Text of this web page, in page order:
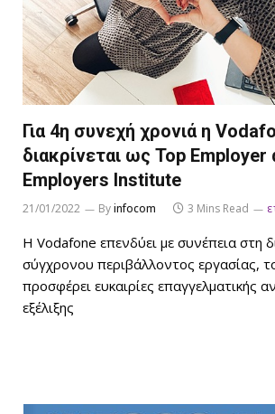
Για 4η συνεχή χρονιά η
διακρίνεται ως Top
Employers Institute
21/01/2022 Byinfocom 3 Mins Read
Η Vodafone επενδύει με συνέπεια στη
σύγχρονου περιβάλλοντος εργασίας,
προσφέρει ευκαιρίες επαγγελματικής
εξέλιξης